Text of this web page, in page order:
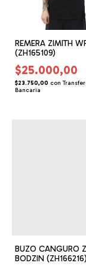
REMERA ZIMITH
(ZH165109)
$25.000,00
$23.750,00 con
Bancaria
BUZO CANGURO
BODZIN